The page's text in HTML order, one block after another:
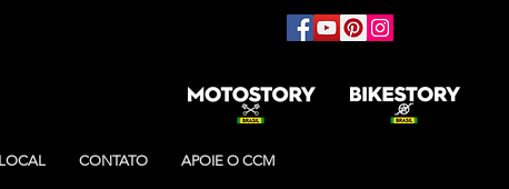
LOCAL CONTATO APOIE O CCM